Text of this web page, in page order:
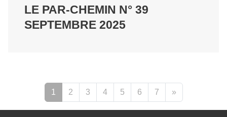
LE PAR-CHEMIN N° 39
SEPTEMBRE 2025
1 2 3 4 5 6 7 »